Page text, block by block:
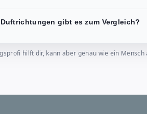
gibt es zum Vergleich?
hilft dir, kann aber genau wie ein Mensch